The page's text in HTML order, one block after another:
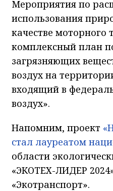
Мероприятия по
использования
качестве
комплексный план
загрязняющих
воздух на
входящий в
воздух».
Напомним, проект
стал лауреатом
области
«ЭКОТЕХ-ЛИДЕР
«Экотранспорт».